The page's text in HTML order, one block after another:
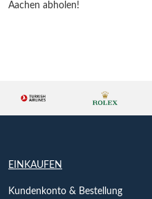
Aachen abholen!
EINKAUFEN
Kundenkonto & Bestellung